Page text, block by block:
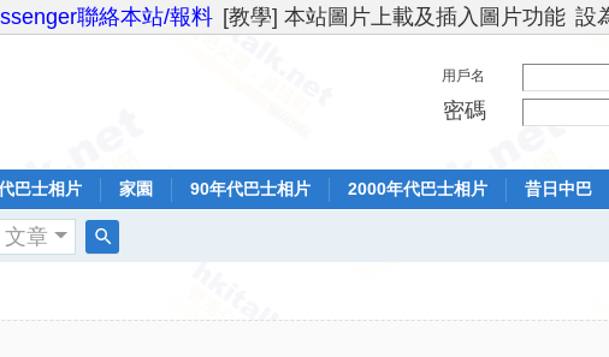
聯絡本站/報料 [教學] 本站圖片上載及插入圖片功能 設
用戶名
密碼
巴士相片 家園 90年代巴士相片 2000年代巴士相片 昔日中巴
文章